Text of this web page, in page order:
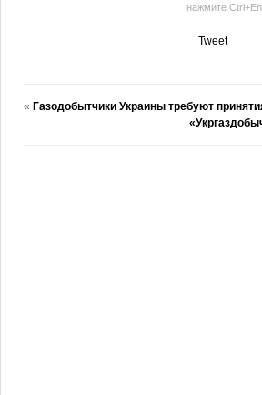
нажмите
Tweet
« Газодобытчики Украины требуют